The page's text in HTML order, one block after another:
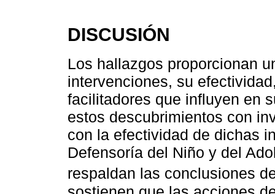
DISCUSIÓN
Los hallazgos proporcionan
intervenciones, su
facilitadores que influyen en
estos descubrimientos con
con la efectividad de dichas
Defensoría del Niño y del
respaldan las conclusiones